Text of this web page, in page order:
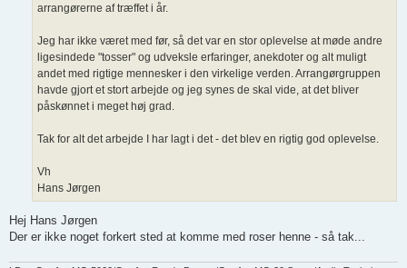
arrangørerne af træffet i år.
Jeg har ikke været med før, så det var en stor oplevelse at møde andre
ligesindede "tosser" og udveksle erfaringer, anekdoter og alt muligt
andet med rigtige mennesker i den virkelige verden. Arrangørgruppen
havde gjort et stort arbejde og jeg synes de skal vide, at det bliver
påskønnet i meget høj grad.
Tak for alt det arbejde I har lagt i det - det blev en rigtig god oplevelse.
Vh
Hans Jørgen
Hej Hans Jørgen
Der er ikke noget forkert sted at komme med roser henne - så tak...